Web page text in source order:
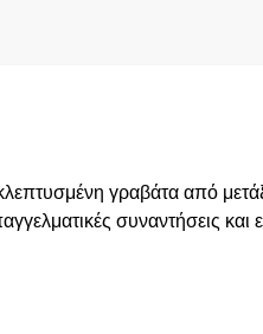
γραβάτα από
συναντήσεις